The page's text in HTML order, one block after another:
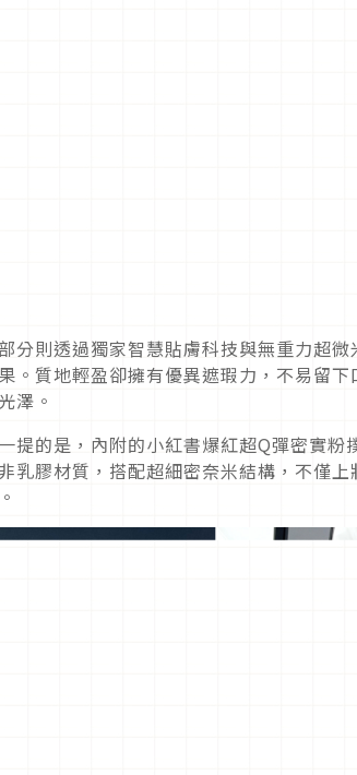
分則透過獨家智慧貼膚科技與無重力超
。質地輕盈卻擁有優異遮瑕力，不易留
澤。
提的是，內附的小紅書爆紅超Q彈密實
乳膠材質，搭配超細密奈米結構，不僅